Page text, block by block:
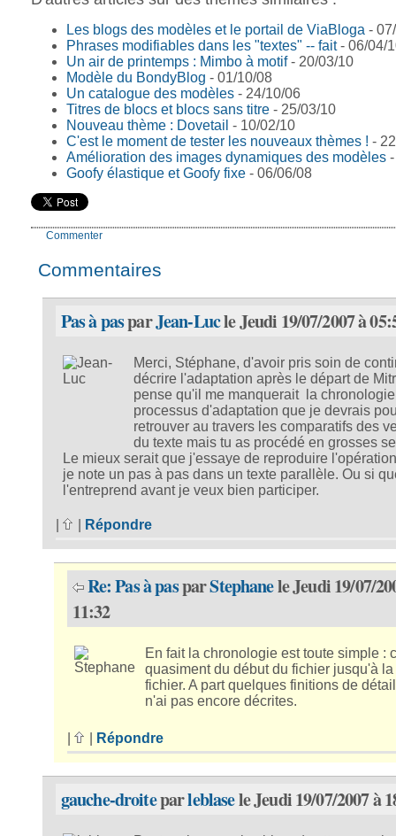
Les blogs des modèles et le portail de ViaBloga -
Phrases modifiables dans les "textes" -- fait- 06/04/
Un air de printemps : Mimbo à motif- 20/03/10
Modèle du BondyBlog - 01/10/08
Un catalogue des modèles - 24/10/06
Titres de blocs et blocs sans titre - 25/03/10
Nouveau thème : Dovetail - 10/02/10
C'est le moment de tester les nouveaux thèmes ! -
Amélioration des images dynamiques des modèles
Goofy élastique et Goofy fixe - 06/06/08
Commenter
Commentaires
Pas à pasparJean-Lucle Jeudi 19/07/2007 à
Merci, Stéphane, d'avoir pris soin de
décrire l'adaptation après le départ de
pense qu'il me manquerait la
processus d'adaptation que je devrais
retrouver au travers les comparatifs des
du texte mais tu as procédé en grosses
Le mieux serait que j'essaye de reproduire
je note un pas à pas dans un texte parallèle. Ou si
l'entreprend avant je veux bien participer.
Répondre
Re: Pas à pasparStephanele Jeudi 19/07/
11:32
En fait la chronologie est toute simple :
quasiment du début du fichier jusqu'à la
fichier. A part quelques finitions de
n'ai pas encore décrites.
Répondre
gauche-droiteparleblasele Jeudi 19/07/2007 à